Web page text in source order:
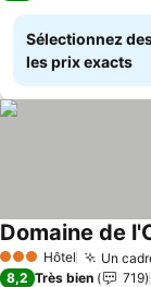
Sélectionnez
les prix exacts
3 ÉtoilesHôtel Un
Domaine de
8,2 Très bien 719